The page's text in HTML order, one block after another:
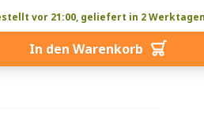
vor 21:00, geliefert in 2
In den Warenkorb